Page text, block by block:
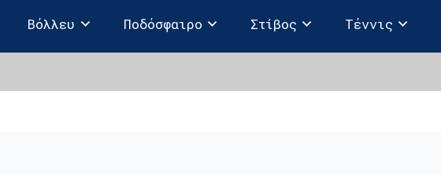
Βόλλευ Ποδόσφαιρο Στίβος Τέννις